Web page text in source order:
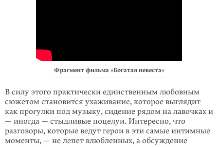
Фрагмент фильма «Богатая невеста»
В силу этого практически единственным любовным
сюжетом становится ухаживание, которое выглядит
как прогулки под музыку, сидение рядом на лавочках и
— иногда — стыдливые поцелуи. Интересно, что
разговоры, которые ведут герои в эти самые интимные
моменты, — не лепет влюбленных, а обсуждение